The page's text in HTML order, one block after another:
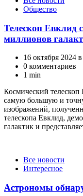
Общество
Телескоп Евклид
миллионов
16 октября 2024
0 комментариев
1 min
Космический
самую большую и
изображений,
телескопа Евклид,
галактик и
КатегорииВсе новости
Интересное
Астрономы